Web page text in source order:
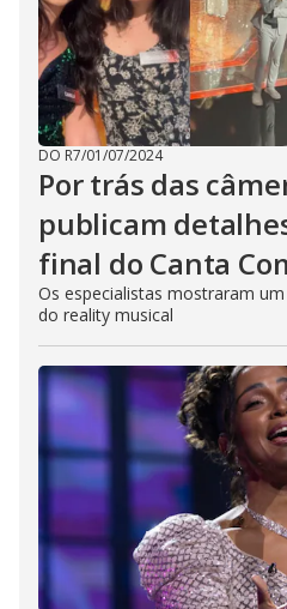
DO R7/01/07/2024
Por trás das
publicam
final do Canta
Os especialistas mostraram
do reality musical